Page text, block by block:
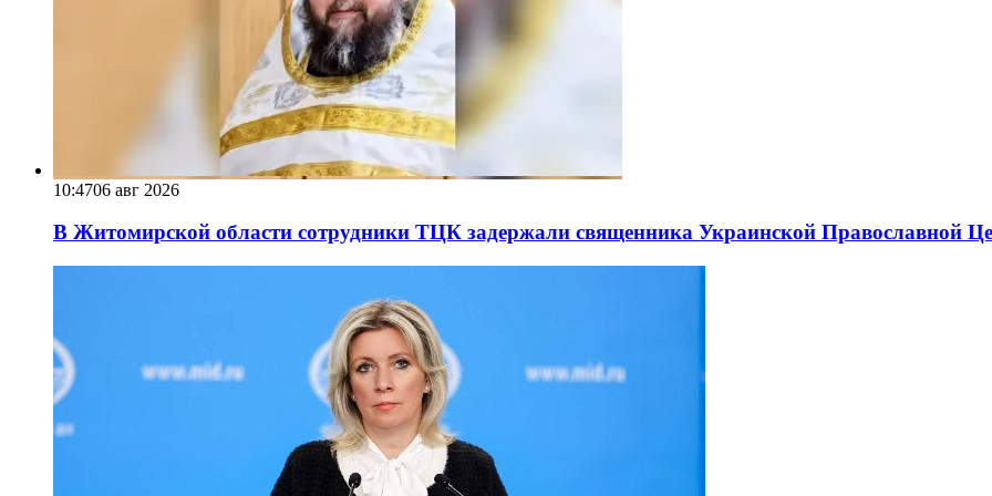
10:4706 авг 2026
В Житомирской области сотрудники ТЦК задержали священника Украинской Православной